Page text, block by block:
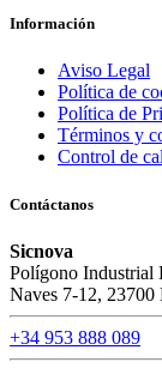
Información
Aviso Legal
Política de
Política de
Términos y
Control de
Contáctanos
Sicnova
Polígono Industrial
Naves 7-12, 23700
+34 953 888 089